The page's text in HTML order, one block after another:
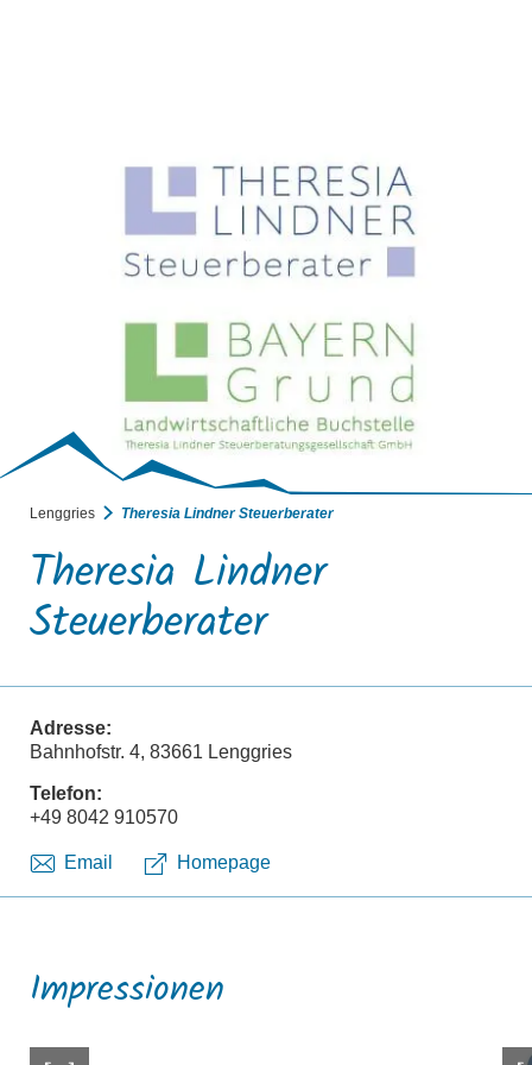
Lenggries Theresia Lindner Steuerberater
Theresia Lindner
Steuerberater
Adresse:
Bahnhofstr. 4, 83661 Lenggries
Telefon:
+49 8042 910570
Email Homepage
Impressionen